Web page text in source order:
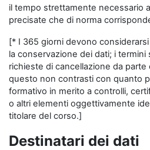
il tempo strettamente necessario
precisate che di norma
[* I 365 giorni devono
la conservazione dei dati; i
richieste di cancellazione da parte
questo non contrasti con quanto
formativo in merito a controlli,
o altri elementi oggettivamente
titolare del corso.]
Destinatari dei dati